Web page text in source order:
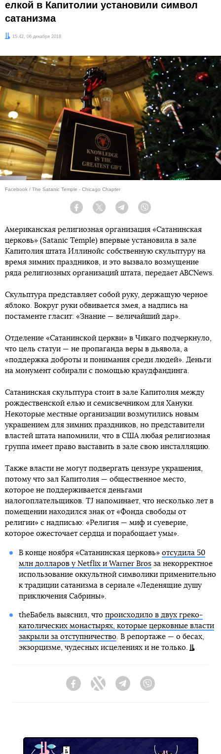
елкой в Капитолии установили символ
сатанизма
Дата:15:42, 06 декабря 2018
Facebook / The Satanic Temple - Chicago Chapter
Facebook Twitter Telegram
Американская религиозная организация «Сатанинская
церковь» (Satanic Temple) впервые установила в зале
Капитолия штата Иллинойс собственную скульптуру на
время зимних праздников, и это вызвало возмущение
ряда религиозных организаций штата, передает ABCNews.
Скульптура представляет собой руку, держащую черное
яблоко. Вокруг руки обвивается змея, а надпись на
постаменте гласит: «Знание — величайший дар».
Отделение «Сатанинской церкви» в Чикаго подчеркнуло,
что цель статуи — не пропаганда веры в дьявола, а
«поддержка доброты и понимания среди людей». Деньги
на монумент собирали с помощью краудфандинга.
Сатанинская скульптура стоит в зале Капитолия между
рождественской елью и семисвечником для Хануки.
Некоторые местные организации возмутились новым
украшением для зимних праздников, но представители
властей штата напомнили, что в США любая религиозная
группа имеет право выставить в зале свою инсталляцию.
Также власти не могут подвергать цензуре украшения,
потому что зал Капитолия — общественное место,
которое не поддерживается деньгами
налогоплательщиков. TJ напоминает, что несколько лет в
помещении находился знак от «Фонда свободы от
религии» с надписью: «Религия — миф и суеверие,
которое ожесточает сердца и порабощает умы».
В конце ноября «Сатанинская церковь» отсудила 50
млн долларов у Netflix и Warner Brosза некорректное
использование оккультной символики применительно
к традиции сатанизма в сериале «Леденящие душу
приключения Сабрины».
theБабель выяснил, что происходило в двух греко-
католических монастырях, которые церковные власти
закрыли за отступничество. В репортаже — о бесах,
экзорцизме, чудесных исцелениях и не только.
FacebookTwitter Telegram